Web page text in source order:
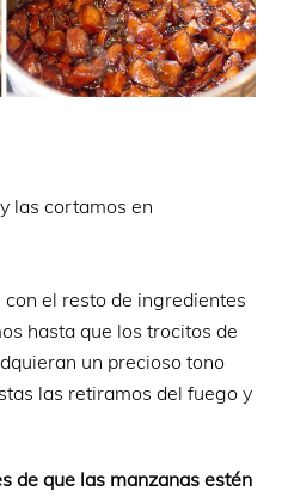
las cortamos en
con el resto de ingredientes
hasta que los trocitos de
un precioso tono
las retiramos del fuego y
de que las manzanas estén